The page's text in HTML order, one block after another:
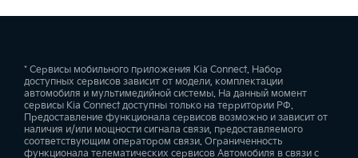
Система предотвращения бокового столкновения при
выезде с парковки задним ходом (RCCA)
Зеркала для пассажиров задних сидений с подсветкой
Задний центральный подлокотник с системой управления
мультимедиа и климат-контролем
Управление вентиляцией сидений
впрыска
Мощность, л.с.
249
Крутящий момент, Н·м
Модельный год
2022
* Сервисы мобильного приложения Kia Connect. Набор
доступных сервисов зависит от модели, комплектации
автомобиля и мультимедийной системы. На данный момент
сервисы Kia Connect доступны только на территории РФ.
Предоставление функционала сервисов возможно и зависит от
наличия и/или мощности сигнала связи, предоставляемого
соответствующим оператором связи. Ограниченность
функционала телематических сервисов Автомобиля в связи с